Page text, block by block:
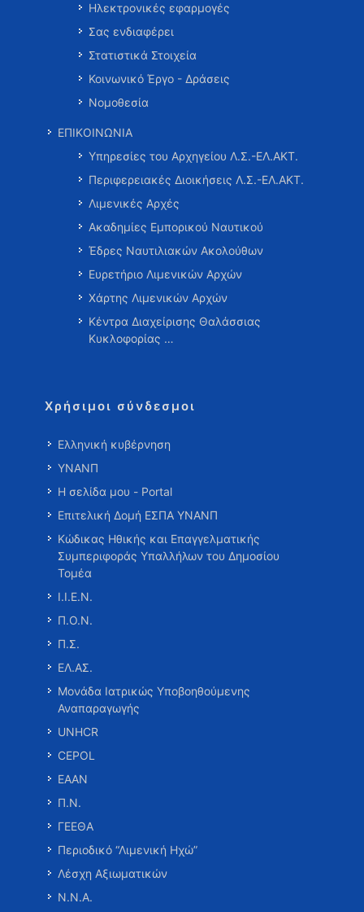
Ηλεκτρονικές εφαρμογές
Σας ενδιαφέρει
Στατιστικά Στοιχεία
Κοινωνικό Έργο - Δράσεις
Νομοθεσία
ΕΠΙΚΟΙΝΩΝΙΑ
Υπηρεσίες του Αρχηγείου Λ.Σ.-ΕΛ.ΑΚΤ.
Περιφερειακές Διοικήσεις Λ.Σ.-ΕΛ.ΑΚΤ.
Λιμενικές Αρχές
Ακαδημίες Εμπορικού Ναυτικού
Έδρες Ναυτιλιακών Ακολούθων
Ευρετήριο Λιμενικών Αρχών
Χάρτης Λιμενικών Αρχών
Κέντρα Διαχείρισης Θαλάσσιας
Κυκλοφορίας …
Χρήσιμοι σύνδεσμοι
Ελληνική κυβέρνηση
ΥΝΑΝΠ
Η σελίδα μου - Portal
Επιτελική Δομή ΕΣΠΑ ΥΝΑΝΠ
Κώδικας Ηθικής και Επαγγελματικής
Συμπεριφοράς Υπαλλήλων του Δημοσίου
Τομέα
Ι.Ι.Ε.Ν.
Π.Ο.Ν.
Π.Σ.
ΕΛ.ΑΣ.
Μονάδα Ιατρικώς Υποβοηθούμενης
Αναπαραγωγής
UNHCR
CEPOL
ΕΑΑΝ
Π.Ν.
ΓΕΕΘΑ
Περιοδικό “Λιμενική Ηχώ”
Λέσχη Αξιωματικών
Ν.Ν.Α.